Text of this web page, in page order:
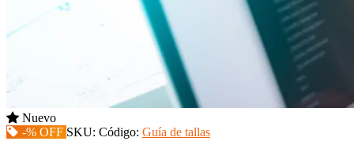
Nuevo
-% OFF SKU: Código: Guía de tallas